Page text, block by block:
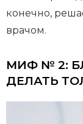
конечно,
врачом.
МИФ № 2:
ДЕЛАТЬ